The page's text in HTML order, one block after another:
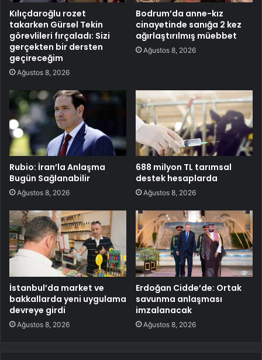
Kılıçdaroğlu rozet
takarken Gürsel Tekin
görevlileri fırçaladı: Sizi
gerçekten bir dersten
geçireceğim
Ağustos 8, 2026
Bodrum’da anne-kız
cinayetinde sanığa 2 kez
ağırlaştırılmış müebbet
Ağustos 8, 2026
Rubio: İran’la Anlaşma
Bugün Sağlanabilir
Ağustos 8, 2026
688 milyon TL tarımsal
destek hesaplarda
Ağustos 8, 2026
İstanbul’da market ve
bakkallarda yeni uygulama
devreye girdi
Ağustos 8, 2026
Erdoğan Cidde’de: Ortak
savunma anlaşması
imzalanacak
Ağustos 8, 2026